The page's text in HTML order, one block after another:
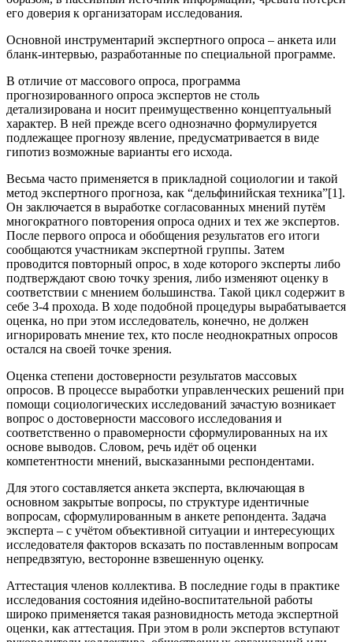
его доверия к организаторам исследования.
Основной инструментарий экспертного опроса – анкета или
бланк-интервью, разработанные по специальной программе.
В отличие от массового опроса, программа
прогнозированного опроса экспертов не столь
детализирована и носит преимущественно концептуальный
характер. В ней прежде всего однозначно формулируется
подлежащее прогнозу явление, предусматривается в виде
гипотиз возможные варианты его исхода.
Весьма часто применяется в прикладной социологии и такой
метод экспертного прогноза, как “дельфинийская техника”[1].
Он заключается в выработке согласованных мнений путём
многократного повторения опроса одних и тех же экспертов.
После первого опроса и обобщения результатов его итоги
сообщаются участникам экспертной группы. Затем
проводится повторный опрос, в ходе которого эксперты либо
подтверждают свою точку зрения, либо изменяют оценку в
соответствии с мнением большинства. Такой цикл содержит в
себе 3-4 прохода. В ходе подобной процедуры вырабатывается
оценка, но при этом исследователь, конечно, не должен
игнорировать мнение тех, кто после неоднократных опросов
остался на своей точке зрения.
Оценка степени достоверности результатов массовых
опросов. В процессе выработки управленческих решений при
помощи социологических исследований зачастую возникает
вопрос о достоверности массового исследования и
соответственно о правомерности сформулированных на их
основе выводов. Словом, речь идёт об оценки
компетентности мнений, высказанными респондентами.
Для этого составляется анкета эксперта, включающая в
основном закрытые вопросы, по структуре идентичные
вопросам, сформулированным в анкете репондента. Задача
эксперта – с учётом объективной ситуации и интересующих
исследователя факторов всказать по поставленным вопросам
непредвзятую, весторонне взвешенную оценку.
Аттестация членов коллектива. В последние годы в практике
исследования состояния идейно-воспитательной работы
широко применяется такая разновидность метода экспертной
оценки, как аттестация. При этом в роли экспертов вступают